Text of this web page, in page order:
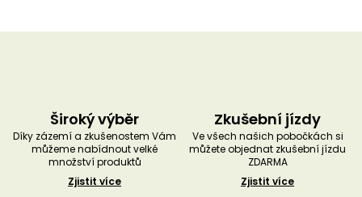
Široký výběr
Díky zázemí a zkušenostem Vám
můžeme nabídnout velké
množství produktů
Zjistit více
Zkušební jízdy
Ve všech našich pobočkách si
můžete objednat zkušební jízdu
ZDARMA
Zjistit více